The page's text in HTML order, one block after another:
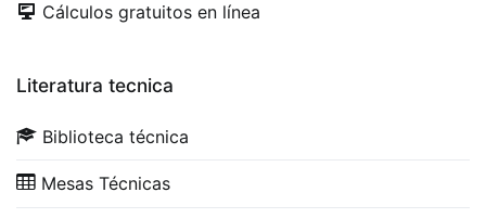
Cálculos gratuitos en línea
Literatura tecnica
Biblioteca técnica
Mesas Técnicas